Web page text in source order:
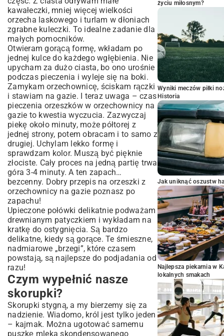
kawałeczki, mniej więcej wielkości
orzecha laskowego i turlam w dłoniach
zgrabne kuleczki. To idealne zadanie dla
małych pomocników.
Otwieram gorącą formę, wkładam po
jednej kulce do każdego wgłębienia. Nie
upycham za dużo ciasta, bo ono urośnie
podczas pieczenia i wyleje się na boki.
Zamykam orzechownicę, ściskam rączki
i stawiam na gazie. I teraz uwaga – czas
pieczenia orzeszków w orzechownicy na
gazie to kwestia wyczucia. Zazwyczaj
piekę około minuty, może półtorej z
jednej strony, potem obracam i to samo z
drugiej. Uchylam lekko formę i
sprawdzam kolor. Muszą być pięknie
złociste. Cały proces na jedną partię trwa
góra 3-4 minuty. A ten zapach…
bezcenny. Dobry przepis na orzeszki z
orzechownicy na gazie poznasz po
zapachu!
Upieczone połówki delikatnie podważam
drewnianym patyczkiem i wykładam na
kratkę do ostygnięcia. Są bardzo
delikatne, kiedy są gorące. Te śmieszne,
nadmiarowe „brzegi”, które czasem
powstają, są najlepsze do podjadania od
razu!
Czym wypełnić nasze
skorupki?
Skorupki stygną, a my bierzemy się za
nadzienie. Wiadomo, król jest tylko jeden
– kajmak. Można ugotować samemu
puszkę mleka skondensowanego
życiu miłosnym?
Wyniki meczów piłki
Historia
Jak uniknąć oszustw
Najlepsza piekarnia w
lokalnych smakach